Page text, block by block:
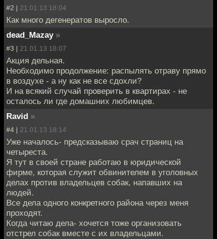
#2 | 21.01.13 18:04
Как много дегенератов выросло.
dead_Mazay »
#3 | 21.01.13 18:07
Акция дельная.
Необходимо продолжение: распылять отраву прямо
в воздухе - а ну как не все сдохли?
И на всякий случай проверить в квартирах - не
осталось ли где домашних любимцев.
Ravid »
#4 | 21.01.13 18:14
Уже началось- предсказываю срач страниц на
четыреста.
Я тут в своей стране работаю в юридической
фирме, которая служит обвинителем в уголовных
делах против владельцев собак, напавших на
людей.
Все дела одного конкретного района через меня
проходят.
Когда читаю дела- хочется тоже организовать
отстрел собак вместе с их владельцами.